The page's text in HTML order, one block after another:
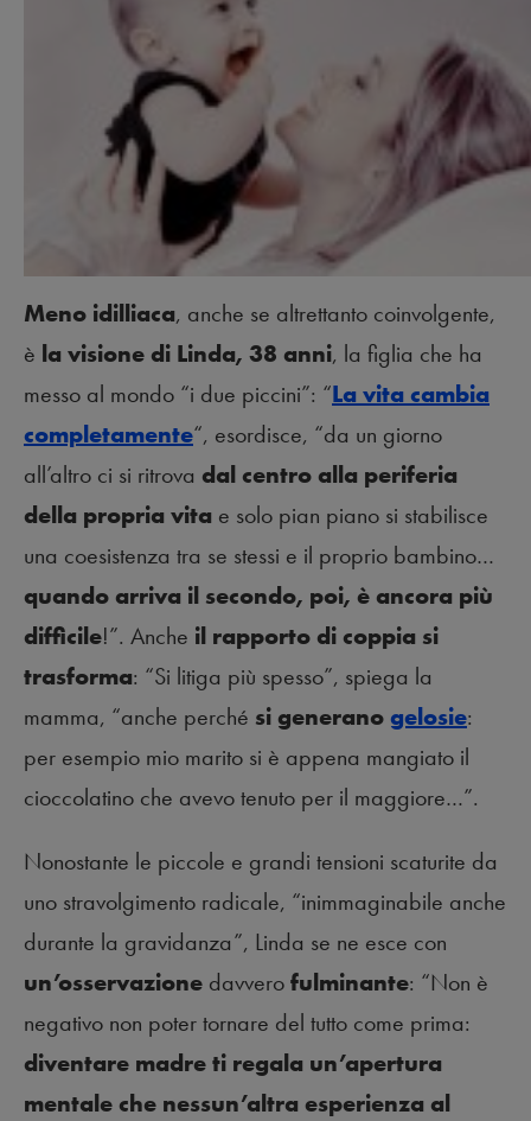
Meno idilliaca, anche se altrettanto coinvolgente,
è la visione di Linda, 38 anni, la figlia che ha
messo al mondo “i due piccini”: “La vita cambia
completamente“, esordisce, “da un giorno
all’altro ci si ritrova dal centro alla periferia
della propria vita e solo pian piano si stabilisce
una coesistenza tra se stessi e il proprio bambino…
quando arriva il secondo, poi, è ancora più
difficile!”. Anche il rapporto di coppia si
trasforma: “Si litiga più spesso”, spiega la
mamma, “anche perché si generanogelosie:
per esempio mio marito si è appena mangiato il
cioccolatino che avevo tenuto per il maggiore…”.
Nonostante le piccole e grandi tensioni scaturite da
uno stravolgimento radicale, “inimmaginabile anche
durante la gravidanza”, Linda se ne esce con
un’osservazione davverofulminante: “Non è
negativo non poter tornare del tutto come prima:
diventare madre ti regala un’apertura
mentale che nessun’altra esperienza al